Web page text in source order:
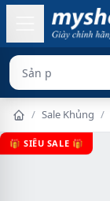
Sản phẩm chính
/ Sale Khủng /
🎁 SIÊU SALE 🎁